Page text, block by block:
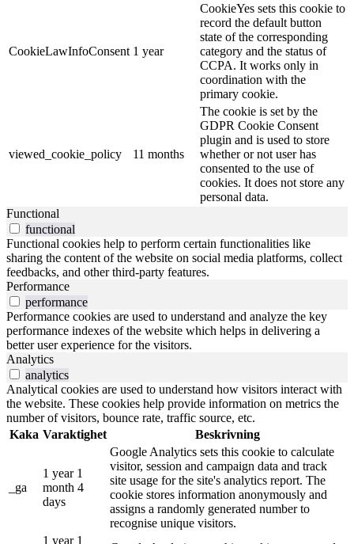
CookieLawInfoConsent 1 year
CookieYes sets this cookie to
record the default button
state of the corresponding
category and the status of
CCPA. It works only in
coordination with the
primary cookie.
viewed_cookie_policy 11 months
The cookie is set by the
GDPR Cookie Consent
plugin and is used to store
whether or not user has
consented to the use of
cookies. It does not store any
personal data.
Functional
functional
Functional cookies help to perform certain functionalities like
sharing the content of the website on social media platforms, collect
feedbacks, and other third-party features.
Performance
performance
Performance cookies are used to understand and analyze the key
performance indexes of the website which helps in delivering a
better user experience for the visitors.
Analytics
analytics
Analytical cookies are used to understand how visitors interact with
the website. These cookies help provide information on metrics the
number of visitors, bounce rate, traffic source, etc.
Kaka Varaktighet Beskrivning
_ga
1 year 1
month 4
days
Google Analytics sets this cookie to calculate
visitor, session and campaign data and track
site usage for the site's analytics report. The
cookie stores information anonymously and
assigns a randomly generated number to
recognise unique visitors.
1 year 1